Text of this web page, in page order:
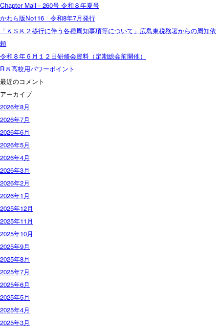
Chapter Mail－260号 令和８年夏号
かわら版No116 令和8年7月発行
「ＫＳＫ２移行に伴う各種周知事項等について」広島東税務署からの周知依
頼
令和８年６月１２日研修会資料（定期総会前開催）
R８高校用パワーポイント
最近のコメント
アーカイブ
2026年8月
2026年7月
2026年6月
2026年5月
2026年4月
2026年3月
2026年2月
2026年1月
2025年12月
2025年11月
2025年10月
2025年9月
2025年8月
2025年7月
2025年6月
2025年5月
2025年4月
2025年3月